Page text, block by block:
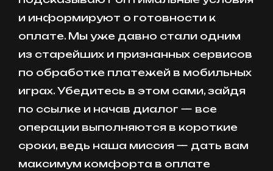
и информируют о готовности к
оплате. Мы уже давно стали одним
из старейших и признанных сервисов
по обработке платежей в мобильных
играх. Убедитесь в этом сами, зайдя
по ссылке и начав диалог — все
операции выполняются в короткие
сроки, ведь наша миссия — дать вам
максимум комфорта в оплате